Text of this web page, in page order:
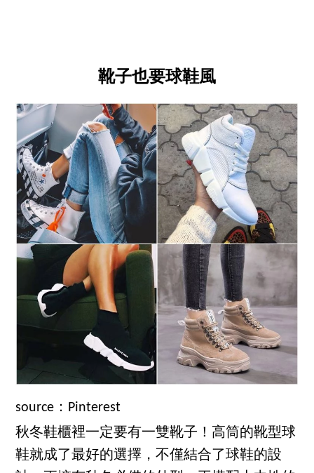
靴子也要球鞋風
source：Pinterest
秋冬鞋櫃裡一定要有一雙靴子！高筒的靴型球
鞋就成了最好的選擇，不僅結合了球鞋的設